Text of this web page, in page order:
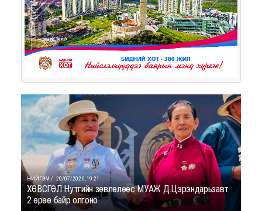
НИЙГЭМ / 20/07/2026, 19:21
ХӨВСГӨЛ Нутгийн зөвлөлөөс МУАЖ Д.Цэрэндарьзавт
2 өрөө байр олгоно